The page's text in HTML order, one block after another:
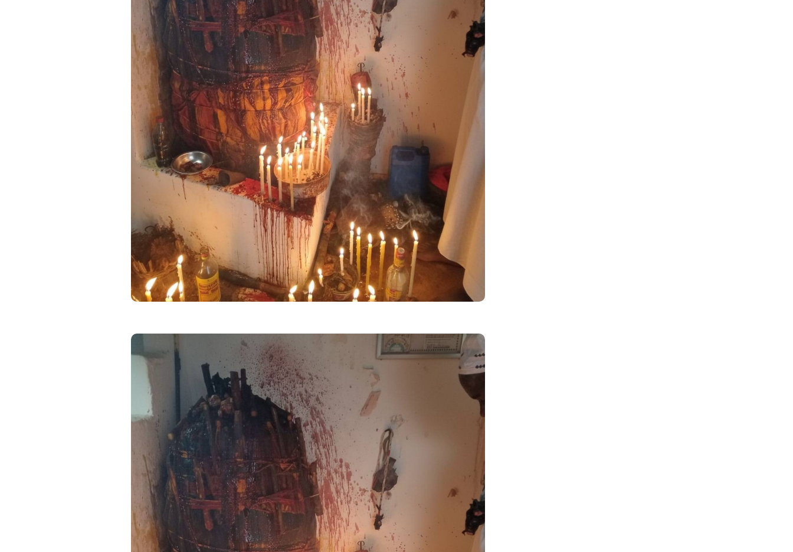
Ich führe meine Rituale selbst durch und arbeite mit natürlichen spirituellen
Mitteln wie roten Kolanüssen, geheimen magischen Blättern, besonderen
Pulvern, magischen Düften und weiteren Ritualelementen, die ich nicht
öffentlich offenlege. In schwierigen Fällen nutze ich auch starke traditionelle
Voodoo-Arbeiten, um tiefe Blockaden, Rivalen oder belastende Einflüsse zu
lösen. Genau diese Verbindung aus weißer Magie Partnerzusammenführung
und kraftvoller spiritueller Ritualarbeit macht meine Arbeit besonders intensiv
und wirksam.
Wenn Sie eine seriöse Partnerzusammenführung, eine
partnerzusammenführung schnell, eine partnerzusammenführung sehr schnell
oder eine erfolgreiche Partnerzusammenführung mit Ritualen suchen, dann
sind Sie bei mir richtig. Ich begleite Sie persönlich, diskret und professionell.
Meine Arbeit ist darauf ausgerichtet, Liebe, Vertrauen, Nähe und Sehnsucht
wieder zu stärken, damit die Rückkehr Ihres Partners möglich wird und Ihre
Beziehung auf einer neuen, harmonischen Grundlage weitergehen kann.
Ich biete Ihnen eine Partnerzusammenführung mit Garantie, eine 100 %
Zufriedenheitsgarantie und auf Wunsch originale Bilder und Videobeweise der
durchgeführten Arbeiten. So sehen Sie selbst, dass ich die Rituale wirklich
ausführe.
Meine Arbeiten sind auf sofortige energetische Wirkung ausgerichtet, und viele
vielen anderen Ländern.
Meine Spezialgebiete sind:
Partnerzusammenführung mit weißer Magie
Partnerrückführung und Ex zurück
Liebeszauber Partnerzusammenführung
Partnerzusammenführung Voodoo
Partnerzusammenführung Ritual
Trennungsrituale gegen Rivalen
Schutzrituale für Liebe und Beziehung
spirituelle Reinigung und Herzöffnung
Wenn Sie Ihre Liebe nicht aufgeben wollen, dann warten Sie nicht länger. Ich
helfe Ihnen mit echter spiritueller Erfahrung, traditioneller Magie und sofort
einsetzender Ritualkraft.